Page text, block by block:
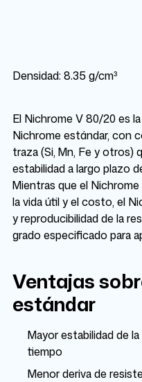
Densidad: 8.35 g/cm³
El Nichrome V 80/20 es
Nichrome estándar, con
traza (Si, Mn, Fe y otros)
estabilidad a largo plazo
Mientras que el
la vida útil y el costo, el
y reproducibilidad de la
grado especificado para
Ventajas
estándar
Mayor estabilidad de
tiempo
Menor deriva de